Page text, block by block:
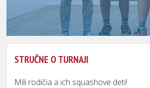
STRUČNE O TURNAJI
Mili rodičia a ich squashove deti!